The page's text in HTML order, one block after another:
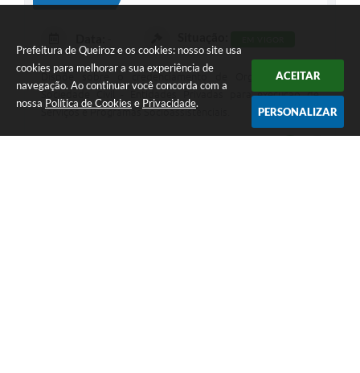
Prefeitura de Queiroz e os cookies: nosso site usa
cookies para melhorar a sua experiência de
navegação. Ao continuar você concorda com a
nossa Política de Cookies e Privacidade.
ACEITAR
PERSONALIZAR
Dispõe sobre o credenciamento de Organizações da
Sociedade Civil - Entidades Privadas para execução de
Serviços e Programas Socioassistenciais.